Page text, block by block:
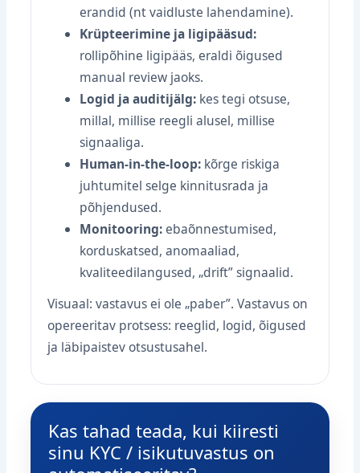
erandid (nt vaidluste lahendamine).
Krüpteerimine ja ligipääsud:
rollipõhine ligipääs, eraldi õigused
manual review jaoks.
Logid ja auditijälg: kes tegi otsuse,
millal, millise reegli alusel, millise
signaaliga.
Human-in-the-loop: kõrge riskiga
juhtumitel selge kinnitusrada ja
põhjendused.
Monitooring: ebaõnnestumised,
korduskatsed, anomaaliad,
kvaliteedilangused, „drift” signaalid.
Visuaal: vastavus ei ole „paber”. Vastavus on
opereeritav protsess: reeglid, logid, õigused
ja läbipaistev otsustusahel.
Kas tahad teada, kui kiiresti
sinu KYC / isikutuvastus on